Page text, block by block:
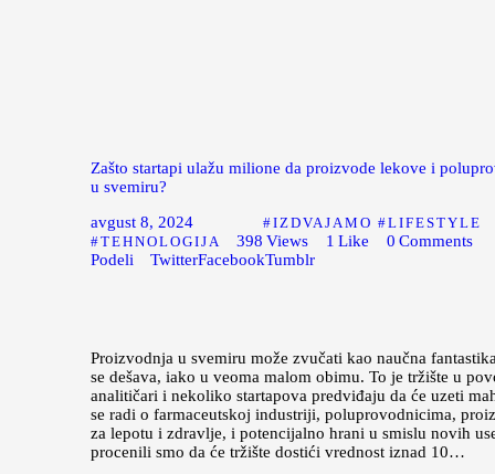
Zašto startapi ulažu milione da proizvode lekove i
u svemiru?
avgust 8, 2024
IZDVAJAMO
LIFESTYLE
TEHNOLOGIJA
398 Views 1 Like 0 Comments
Podeli
TwitterFacebookTumblr
Proizvodnja u svemiru može zvučati kao naučna
se dešava, iako u veoma malom obimu. To je tržište u
analitičari i nekoliko startapova predviđaju da će uzeti
se radi o farmaceutskoj industriji, poluprovodnicima,
za lepotu i zdravlje, i potencijalno hrani u smislu novih
procenili smo da će tržište dostići vrednost iznad 10…